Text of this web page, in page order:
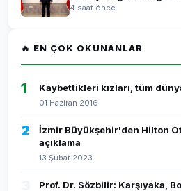
4 saat önce
🔥 EN ÇOK OKUNANLAR
1 Kaybettikleri kızları, tüm
01 Haziran 2016
2
İzmir Büyükşehir'den Hilton
açıklama
13 Şubat 2023
Prof. Dr. Sözbilir: Karşıyaka,